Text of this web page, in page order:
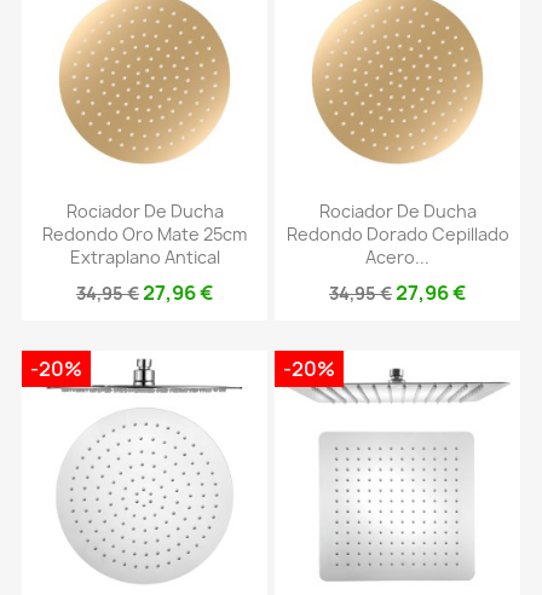
Rociador De Ducha
Redondo Oro Mate 25cm
Extraplano Antical
34,95 €27,96 €
Rociador De Ducha
Redondo Dorado Cepillado
Acero...
34,95 €27,96 €
-20% -20%